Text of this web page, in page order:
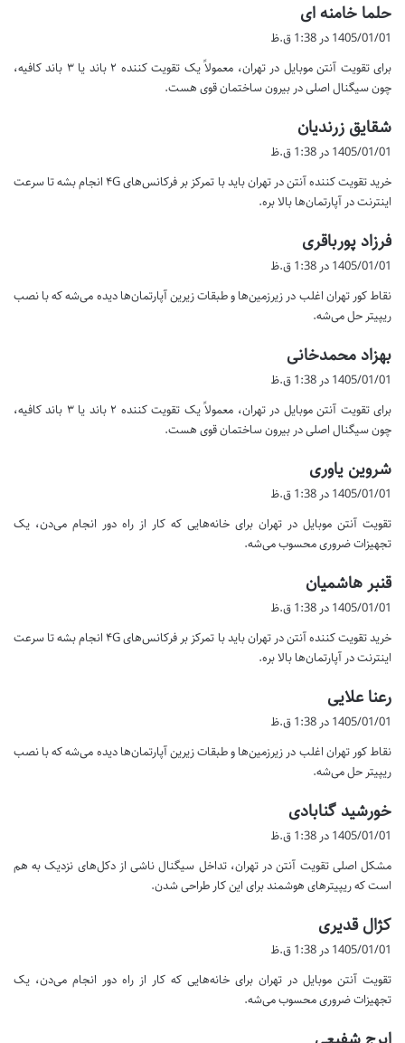
حلما خامنه ای
ف
:
1405/01/01 در 1:38 ق.ظ
برای تقویت آنتن موبایل در تهران، معمولاً یک تقویت کننده ۲ باند یا ۳ باند کافیه،
چون سیگنال اصلی در بیرون ساختمان قوی هست.
شقایق زرندیان
ف
:
1405/01/01 در 1:38 ق.ظ
خرید تقویت کننده آنتن در تهران باید با تمرکز بر فرکانس‌های ۴G انجام بشه تا سرعت
اینترنت در آپارتمان‌ها بالا بره.
فرزاد پورباقری
ف
:
1405/01/01 در 1:38 ق.ظ
نقاط کور تهران اغلب در زیرزمین‌ها و طبقات زیرین آپارتمان‌ها دیده می‌شه که با نصب
ریپیتر حل می‌شه.
بهزاد محمدخانی
:
1405/01/01 در 1:38 ق.ظ
برای تقویت آنتن موبایل در تهران، معمولاً یک تقویت کننده ۲ باند یا ۳ باند کافیه،
چون سیگنال اصلی در بیرون ساختمان قوی هست.
شروین یاوری
ف
:
1405/01/01 در 1:38 ق.ظ
تقویت آنتن موبایل در تهران برای خانه‌هایی که کار از راه دور انجام می‌دن، یک
تجهیزات ضروری محسوب می‌شه.
قنبر هاشمیان
ف
:
1405/01/01 در 1:38 ق.ظ
خرید تقویت کننده آنتن در تهران باید با تمرکز بر فرکانس‌های ۴G انجام بشه تا سرعت
اینترنت در آپارتمان‌ها بالا بره.
رعنا علایی
ت
:
1405/01/01 در 1:38 ق.ظ
نقاط کور تهران اغلب در زیرزمین‌ها و طبقات زیرین آپارتمان‌ها دیده می‌شه که با نصب
ریپیتر حل می‌شه.
خورشید گنابادی
ف
:
1405/01/01 در 1:38 ق.ظ
مشکل اصلی تقویت آنتن در تهران، تداخل سیگنال ناشی از دکل‌های نزدیک به هم
است که ریپیترهای هوشمند برای این کار طراحی شدن.
کژال قدیری
ف
:
1405/01/01 در 1:38 ق.ظ
تقویت آنتن موبایل در تهران برای خانه‌هایی که کار از راه دور انجام می‌دن، یک
تجهیزات ضروری محسوب می‌شه.